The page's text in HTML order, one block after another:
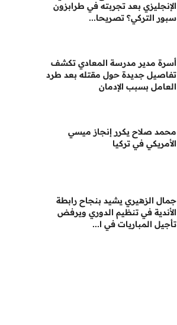
الإنجليزي بعد تجربته في طرابزون
سبور التركي؟ تصريحا...
أسرة مدير مدرسة المعادي تكشف
تفاصيل جديدة حول مقتله بعد طرد
العامل بسبب الإدمان
محمد صلاح يكرر إنجاز ميسي
الأمريكي في تركيا
جمال الزهيري يشيد بنجاح رابطة
الأندية في تنظيم الدوري ويرفض
تأجيل المباريات في ا...